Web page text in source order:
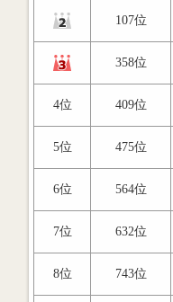
107位
358位
4位 409位
5位 475位
6位 564位
7位 632位
8位 743位